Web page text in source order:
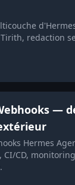
redaction
—
Hermes
CI/CD,